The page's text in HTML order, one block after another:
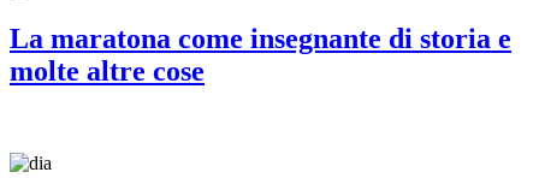
La maratona come insegnante di storia e
molte altre cose